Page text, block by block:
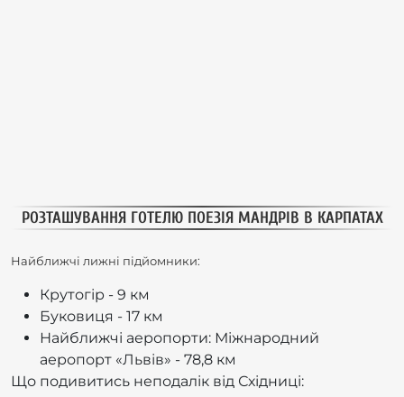
РОЗТАШУВАННЯ ГОТЕЛЮ ПОЕЗІЯ МАНДРІВ В КАРПАТАХ
Найближчі лижні підйомники:
Крутогір - 9 км
Буковиця - 17 км
Найближчі аеропорти: Міжнародний
аеропорт «Львів» - 78,8 км
Що подивитись неподалік від Східниці: